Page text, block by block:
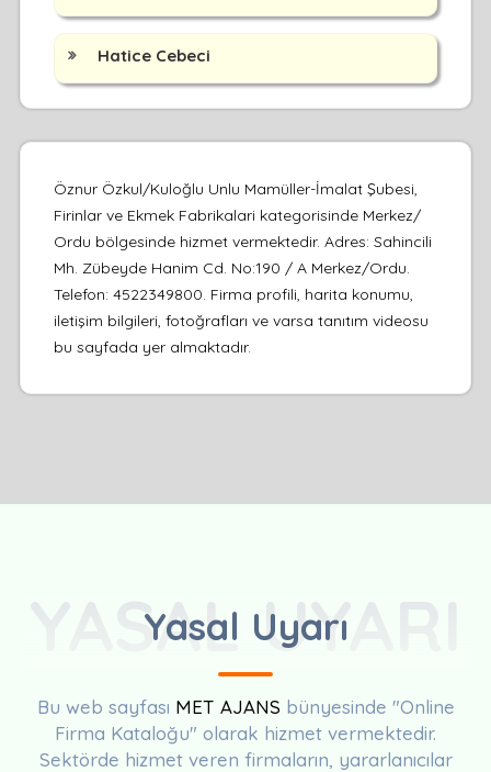
Hatice Cebeci
Öznur Özkul/Kuloğlu Unlu Mamüller-İmalat Şubesi,
Firinlar ve Ekmek Fabrikalari kategorisinde Merkez/
Ordu bölgesinde hizmet vermektedir. Adres: Sahincili
Mh. Zübeyde Hanim Cd. No:190 / A Merkez/Ordu.
Telefon: 4522349800. Firma profili, harita konumu,
iletişim bilgileri, fotoğrafları ve varsa tanıtım videosu
bu sayfada yer almaktadır.
Yasal Uyarı
YASAL UYARI
Bu web sayfası MET AJANS bünyesinde "Online
Firma Kataloğu" olarak hizmet vermektedir.
Sektörde hizmet veren firmaların, yararlanıcılar